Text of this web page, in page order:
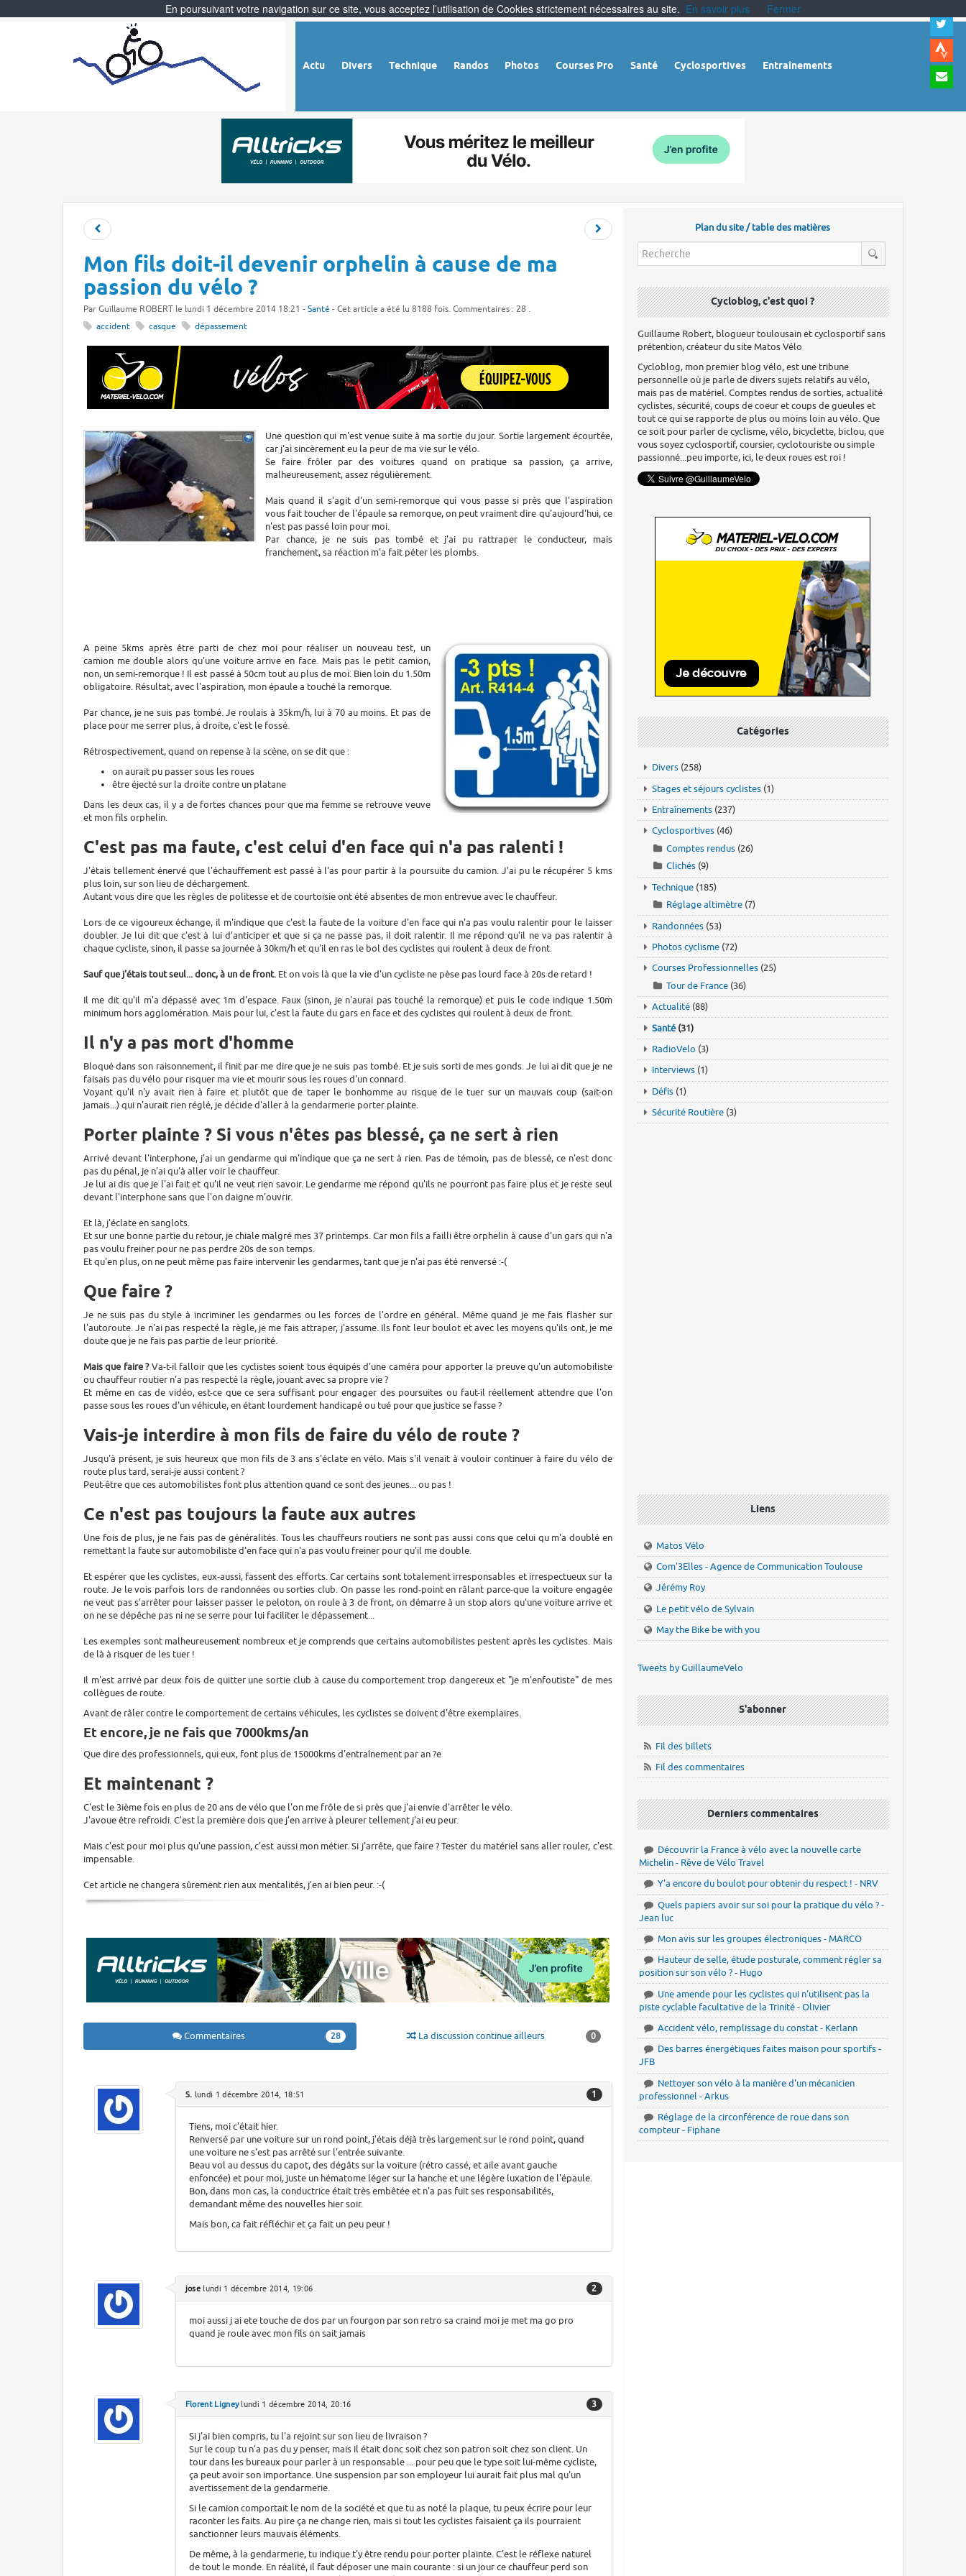
Actu Divers Technique Randos Photos Courses Pro Santé Cyclosportives Entraînements
à
Mon fils doit-il devenir orphelin à cause de ma
passion du vélo ?
Par Guillaume ROBERT le lundi 1 décembre 2014 18:21 - Santé - Cet article a été lu 8188 fois. Commentaires : 28 .
accident
casque dépassement
Une question qui m'est venue suite à ma sortie du jour. Sortie largement écourtée,
car j'ai sincèrement eu la peur de ma vie sur le vélo.
Se faire frôler par des voitures quand on pratique sa passion, ça arrive,
malheureusement, assez régulièrement.
Mais quand il s'agit d'un semi-remorque qui vous passe si près que l'aspiration
vous fait toucher de l'épaule sa remorque, on peut vraiment dire qu'aujourd'hui, ce
n'est pas passé loin pour moi.
Par chance, je ne suis pas tombé et j'ai pu rattraper le conducteur, mais
franchement, sa réaction m'a fait péter les plombs.
A peine 5kms après être parti de chez moi pour réaliser un nouveau test, un
camion me double alors qu'une voiture arrive en face. Mais pas le petit camion,
non, un semi-remorque ! Il est passé à 50cm tout au plus de moi. Bien loin du 1.50m
obligatoire. Résultat, avec l'aspiration, mon épaule a touché la remorque.
Par chance, je ne suis pas tombé. Je roulais à 35km/h, lui à 70 au moins. Et pas de
place pour me serrer plus, à droite, c'est le fossé.
Rétrospectivement, quand on repense à la scène, on se dit que :
on aurait pu passer sous les roues
être éjecté sur la droite contre un platane
Dans les deux cas, il y a de fortes chances pour que ma femme se retrouve veuve
et mon fils orphelin.
C'est pas ma faute, c'est celui d'en face qui n'a pas ralenti !
J'étais tellement énervé que l'échauffement est passé à l'as pour partir à la poursuite du camion. J'ai pu le récupérer 5 kms
plus loin, sur son lieu de déchargement.
Autant vous dire que les règles de politesse et de courtoisie ont été absentes de mon entrevue avec le chauffeur.
Lors de ce vigoureux échange, il m'indique que c'est la faute de la voiture d'en face qui n'a pas voulu ralentir pour le laisser
doubler. Je lui dit que c'est à lui d'anticiper et que si ça ne passe pas, il doit ralentir. Il me répond qu'il ne va pas ralentir à
chaque cycliste, sinon, il passe sa journée à 30km/h et qu'il en ras le bol des cyclistes qui roulent à deux de front.
Sauf que j'étais tout seul... donc, à un de front. Et on vois là que la vie d'un cycliste ne pèse pas lourd face à 20s de retard !
Il me dit qu'il m'a dépassé avec 1m d'espace. Faux (sinon, je n'aurai pas touché la remorque) et puis le code indique 1.50m
minimum hors agglomération. Mais pour lui, c'est la faute du gars en face et des cyclistes qui roulent à deux de front.
Il n'y a pas mort d'homme
Bloqué dans son raisonnement, il finit par me dire que je ne suis pas tombé. Et je suis sorti de mes gonds. Je lui ai dit que je ne
faisais pas du vélo pour risquer ma vie et mourir sous les roues d'un connard.
Voyant qu'il n'y avait rien à faire et plutôt que de taper le bonhomme au risque de le tuer sur un mauvais coup (sait-on
jamais...) qui n'aurait rien réglé, je décide d'aller à la gendarmerie porter plainte.
Porter plainte ? Si vous n'êtes pas blessé, ça ne sert à rien
Arrivé devant l'interphone, j'ai un gendarme qui m'indique que ça ne sert à rien. Pas de témoin, pas de blessé, ce n'est donc
pas du pénal, je n'ai qu'à aller voir le chauffeur.
Je lui ai dis que je l'ai fait et qu'il ne veut rien savoir. Le gendarme me répond qu'ils ne pourront pas faire plus et je reste seul
devant l'interphone sans que l'on daigne m'ouvrir.
Et là, j'éclate en sanglots.
Et sur une bonne partie du retour, je chiale malgré mes 37 printemps. Car mon fils a failli être orphelin à cause d'un gars qui n'a
pas voulu freiner pour ne pas perdre 20s de son temps.
Et qu'en plus, on ne peut même pas faire intervenir les gendarmes, tant que je n'ai pas été renversé :-(
Que faire ?
Je ne suis pas du style à incriminer les gendarmes ou les forces de l'ordre en général. Même quand je me fais flasher sur
l'autoroute. Je n'ai pas respecté la règle, je me fais attraper, j'assume. Ils font leur boulot et avec les moyens qu'ils ont, je me
doute que je ne fais pas partie de leur priorité.
Mais que faire ?Va-t-il falloir que les cyclistes soient tous équipés d'une caméra pour apporter la preuve qu'un automobiliste
ou chauffeur routier n'a pas respecté la règle, jouant avec sa propre vie ?
Et même en cas de vidéo, est-ce que ce sera suffisant pour engager des poursuites ou faut-il réellement attendre que l'on
passe sous les roues d'un véhicule, en étant lourdement handicapé ou tué pour que justice se fasse ?
Vais-je interdire à mon fils de faire du vélo de route ?
Jusqu'à présent, je suis heureux que mon fils de 3 ans s'éclate en vélo. Mais s'il venait à vouloir continuer à faire du vélo de
route plus tard, serai-je aussi content ?
Peut-être que ces automobilistes font plus attention quand ce sont des jeunes... ou pas !
Ce n'est pas toujours la faute aux autres
Une fois de plus, je ne fais pas de généralités. Tous les chauffeurs routiers ne sont pas aussi cons que celui qu m'a doublé en
remettant la faute sur automobiliste d'en face qui n'a pas voulu freiner pour qu'il me double.
Et espérer que les cyclistes, eux-aussi, fassent des efforts. Car certains sont totalement irresponsables et irrespectueux sur la
route. Je le vois parfois lors de randonnées ou sorties club. On passe les rond-point en râlant parce-que la voiture engagée
ne veut pas s'arrêter pour laisser passer le peloton, on roule à 3 de front, on démarre à un stop alors qu'une voiture arrive et
on ne se dépêche pas ni ne se serre pour lui faciliter le dépassement...
Les exemples sont malheureusement nombreux et je comprends que certains automobilistes pestent après les cyclistes. Mais
de là à risquer de les tuer !
Il m'est arrivé par deux fois de quitter une sortie club à cause du comportement trop dangereux et "je m'enfoutiste" de mes
collègues de route.
Avant de râler contre le comportement de certains véhicules, les cyclistes se doivent d'être exemplaires.
Et encore, je ne fais que 7000kms/an
Que dire des professionnels, qui eux, font plus de 15000kms d'entraînement par an ?e
Et maintenant ?
C'est le 3ième fois en plus de 20 ans de vélo que l'on me frôle de si près que j'ai envie d'arrêter le vélo.
J'avoue être refroidi. C'est la première dois que j'en arrive à pleurer tellement j'ai eu peur.
Mais c'est pour moi plus qu'une passion, c'est aussi mon métier. Si j'arrête, que faire ? Tester du matériel sans aller rouler, c'est
impensable.
Cet article ne changera sûrement rien aux mentalités, j'en ai bien peur. :-(
Commentaires 28 La discussion continue ailleurs 0
S. lundi 1 décembre 2014, 18:51 1
Tiens, moi c'était hier.
Renversé par une voiture sur un rond point, j'étais déjà très largement sur le rond point, quand
une voiture ne s'est pas arrêté sur l'entrée suivante.
Beau vol au dessus du capot, des dégâts sur la voiture (rétro cassé, et aile avant gauche
enfoncée) et pour moi, juste un hématome léger sur la hanche et une légère luxation de l'épaule.
Bon, dans mon cas, la conductrice était très embêtée et n'a pas fuit ses responsabilités,
demandant même des nouvelles hier soir.
Mais bon, ca fait réfléchir et ça fait un peu peur !
joselundi 1 décembre 2014, 19:06 2
moi aussi j ai ete touche de dos par un fourgon par son retro sa craind moi je met ma go pro
quand je roule avec mon fils on sait jamais
Florent Ligneylundi 1 décembre 2014, 20:16 3
Si j'ai bien compris, tu l'a rejoint sur son lieu de livraison ?
Sur le coup tu n'a pas du y penser, mais il était donc soit chez son patron soit chez son client. Un
tour dans les bureaux pour parler à un responsable ... pour peu que le type soit lui-même cycliste,
ça peut avoir son importance. Une suspension par son employeur lui aurait fait plus mal qu'un
avertissement de la gendarmerie.
Si le camion comportait le nom de la société et que tu as noté la plaque, tu peux écrire pour leur
raconter les faits. Au pire ça ne change rien, mais si tout les cyclistes faisaient ça ils pourraient
sanctionner leurs mauvais éléments.
De même, à la gendarmerie, tu indique t'y être rendu pour porter plainte. C'est le réflexe naturel
de tout le monde. En réalité, il faut déposer une main courante : si un jour ce chauffeur perd son
Plan du site / table des matières
Cycloblog, c'est quoi ?
Guillaume Robert, blogueur toulousain et cyclosportif sans
prétention, créateur du site Matos Vélo
Cycloblog, mon premier blog vélo, est une tribune
personnelle où je parle de divers sujets relatifs au vélo,
mais pas de matériel. Comptes rendus de sorties, actualité
cyclistes, sécurité, coups de coeur et coups de gueules et
tout ce qui se rapporte de plus ou moins loin au vélo. Que
ce soit pour parler de cyclisme, vélo, bicyclette, biclou, que
vous soyez cyclosportif, coursier, cyclotouriste ou simple
passionné...peu importe, ici, le deux roues est roi !
Catégories
Divers (258)
Stages et séjours cyclistes (1)
Entraînements (237)
Cyclosportives (46)
Comptes rendus (26)
Clichés (9)
Technique (185)
Réglage altimètre (7)
Randonnées (53)
Photos cyclisme (72)
Courses Professionnelles (25)
Tour de France (36)
Actualité (88)
Santé (31)
RadioVelo (3)
Interviews (1)
Défis (1)
Sécurité Routière (3)
Liens
Matos Vélo
Com'3Elles - Agence de Communication Toulouse
Jérémy Roy
Le petit vélo de Sylvain
May the Bike be with you
Tweets by GuillaumeVelo
S'abonner
Fil des billets
Fil des commentaires
Derniers commentaires
Découvrir la France à vélo avec la nouvelle carte
Michelin - Rêve de Vélo Travel
Y'a encore du boulot pour obtenir du respect ! - NRV
Quels papiers avoir sur soi pour la pratique du vélo ? -
Jean luc
Mon avis sur les groupes électroniques - MARCO
Hauteur de selle, étude posturale, comment régler sa
position sur son vélo ? - Hugo
Une amende pour les cyclistes qui n'utilisent pas la
piste cyclable facultative de la Trinité - Olivier
Accident vélo, remplissage du constat - Kerlann
Des barres énergétiques faites maison pour sportifs -
JFB
Nettoyer son vélo à la manière d'un mécanicien
professionnel - Arkus
Réglage de la circonférence de roue dans son
compteur - Fiphane
En poursuivant votre navigation sur ce site, vous acceptez l’utilisation de Cookies strictement nécessaires au site. En savoir plus Fermer